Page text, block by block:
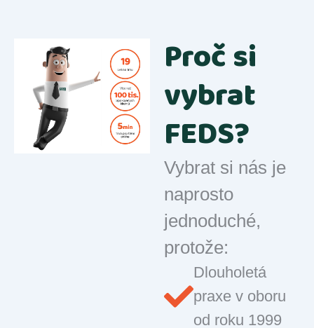
Proč si
vybrat
FEDS?
Vybrat si nás je
naprosto
jednoduché,
protože:
Dlouholetá
praxe v oboru
od roku 1999